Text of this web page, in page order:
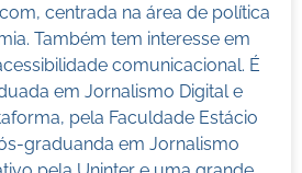
centrada na área de política
Também tem interesse em
comunicacional. É
em Jornalismo Digital e
pela Faculdade Estácio
graduanda em Jornalismo